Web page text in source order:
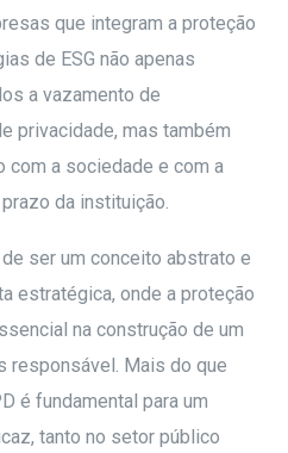
que integram a proteção
de ESG não apenas
a vazamento de
privacidade, mas também
a sociedade e com a
da instituição.
ser um conceito abstrato e
estratégica, onde a proteção
na construção de um
responsável. Mais do que
é fundamental para um
tanto no setor público